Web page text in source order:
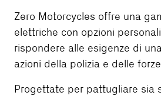
Zero Motorcycles offre una
elettriche con opzioni
rispondere alle esigenze di
azioni della polizia e delle
Progettate per pattugliare sia